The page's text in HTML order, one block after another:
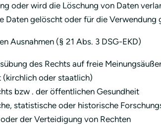
oder wird die Löschung von Daten
Daten gelöscht oder für die Verwendung
Ausnahmen (§ 21 Abs. 3 DSG-EKD)
des Rechts auf freie
oder staatlich)
bzw . der öffentlichen Gesundheit
statistische oder historische
der Verteidigung von Rechten